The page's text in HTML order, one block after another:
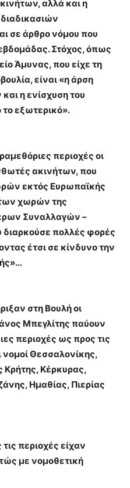
αλλά και η
σε άρθρο νόμου που
Στόχος, όπως
Άμυνας, που είχε τη
είναι «η άρση
η ενίσχυση του
εξωτερικό».
περιοχές οι
ακινήτων, που
εκτός Ευρωπαϊκής
χωρών της
Συναλλαγών –
πολλές φορές
έτσι σε κίνδυνο την
στη Βουλή οι
Μπεγλίτης παύουν
περιοχές ως προς τις
νομοί Θεσσαλονίκης,
Κρήτης, Κέρκυρας,
Ημαθίας, Πιερίας
περιοχές είχαν
µε νομοθετική